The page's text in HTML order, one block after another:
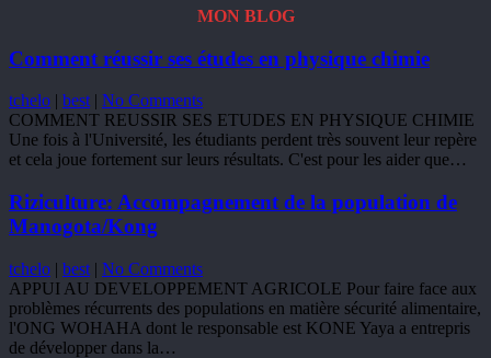
MON BLOG
Comment réussir ses études en physique chimie
tchelo | best | No Comments
COMMENT REUSSIR SES ETUDES EN PHYSIQUE CHIMIE
Une fois à l'Université, les étudiants perdent très souvent leur repère
et cela joue fortement sur leurs résultats. C'est pour les aider que…
Riziculture: Accompagnement de la population de
Manogota/Kong
tchelo | best | No Comments
APPUI AU DEVELOPPEMENT AGRICOLE Pour faire face aux
problèmes récurrents des populations en matière sécurité alimentaire,
l'ONG WOHAHA dont le responsable est KONE Yaya a entrepris
de développer dans la…